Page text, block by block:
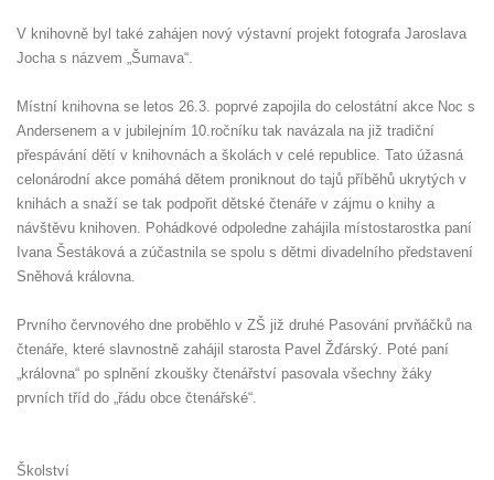
V knihovně byl také zahájen nový výstavní projekt fotografa Jaroslava
Jocha s názvem „Šumava“.
Místní knihovna se letos 26.3. poprvé zapojila do celostátní akce Noc s
Andersenem a v jubilejním 10.ročníku tak navázala na již tradiční
přespávání dětí v knihovnách a školách v celé republice. Tato úžasná
celonárodní akce pomáhá dětem proniknout do tajů příběhů ukrytých v
knihách a snaží se tak podpořit dětské čtenáře v zájmu o knihy a
návštěvu knihoven. Pohádkové odpoledne zahájila místostarostka paní
Ivana Šestáková a zúčastnila se spolu s dětmi divadelního představení
Sněhová královna.
Prvního červnového dne proběhlo v ZŠ již druhé Pasování prvňáčků na
čtenáře, které slavnostně zahájil starosta Pavel Žďárský. Poté paní
„královna“ po splnění zkoušky čtenářství pasovala všechny žáky
prvních tříd do „řádu obce čtenářské“.
Školství